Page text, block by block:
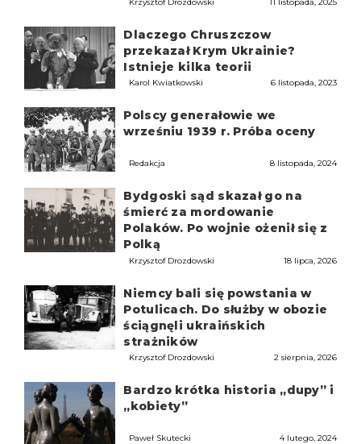
Dlaczego Chruszczow
przekazał Krym Ukrainie?
Istnieje kilka teorii
Karol Kwiatkowski 6 listopada, 2023
Polscy generałowie we
wrześniu 1939 r. Próba oceny
Redakcja 8 listopada, 2024
Bydgoski sąd skazał go na
śmierć za mordowanie
Polaków. Po wojnie ożenił się z
Polką
Krzysztof Drozdowski 18 lipca, 2026
Niemcy bali się powstania w
Potulicach. Do służby w obozie
ściągnęli ukraińskich
strażników
Krzysztof Drozdowski 2 sierpnia, 2026
Bardzo krótka historia „dupy” i
„kobiety”
Paweł Skutecki 4 lutego, 2024